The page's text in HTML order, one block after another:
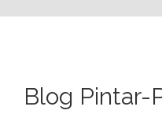
Blog Pintar-